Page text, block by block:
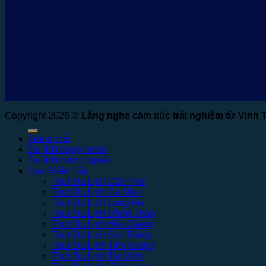
Copyright 2026 © Lắng nghe cảm xúc trải nghiệm từ Vinh
Trang chủ
Du lịch trong nước
Du lịch nước ngoài
Tour Miền Tây
Tour Du Lịch Cần Thơ
Tour Du Lịch Cà Mau
Tour Du Lịch Long An
Tour Du Lịch Đồng Tháp
Tour Du Lịch Hậu Giang
Tour Du Lịch Sóc Trăng
Tour Du Lịch Tiền Giang
Tour Du Lịch Trà Vinh